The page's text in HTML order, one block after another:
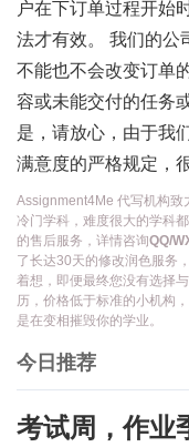
户在下订单过程开始
法才有效。 我们的公
不能也不会改变订单
容或未能交付的任务
是，请放心，由于我
满意度的严格规定，
Assignment4Me 代写机构致
冷门学科，难度很大的学科
的售后服务，详情咨询QQ/
了长达30天的修改润色服务
着想，即便最终您没有选择
历，价格低于标准的小机构
是在变相摧毁你的学业。
今日推荐